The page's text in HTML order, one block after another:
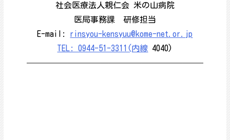
社会医療法人親仁会 米の山病院
医局事務課 研修担当
E-mail: rinsyou-kensyuu@kome-net.or.jp
TEL: 0944-51-3311(内線 4040)
—————————————————————–